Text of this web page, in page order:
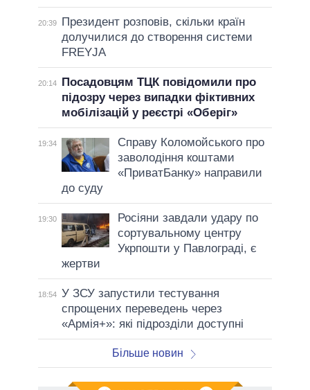
20:39
Президент розповів, скільки країн
долучилися до створення системи
FREYJA
20:14
Посадовцям ТЦК повідомили про
підозру через випадки фіктивних
мобілізацій у реєстрі «Оберіг»
19:34
Справу Коломойського про
заволодіння коштами
«ПриватБанку» направили
до суду
19:30
Росіяни завдали удару по
сортувальному центру
Укрпошти у Павлограді, є
жертви
18:54 У ЗСУ запустили тестування
спрощених переведень через
«Армія+»: які підрозділи доступні
Більше новин